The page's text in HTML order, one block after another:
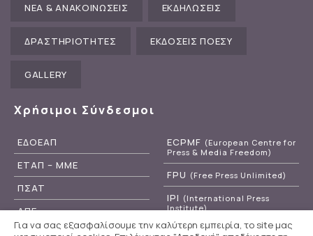
ΝΕΑ & ΑΝΑΚΟΙΝΩΣΕΙΣ ΕΚΔΗΛΩΣΕΙΣ
ΔΡΑΣΤΗΡΙΟΤΗΤΕΣ ΕΚΔΟΣΕΙΣ ΠΟΕΣΥ
GALLERY
Χρήσιμοι Σύνδεσμοι
ΕΔΟΕΑΠ
ΕΤΑΠ – ΜΜΕ
ΠΣΑΤ
ΑΠΕ
ECPMF (European Centre for
Press & Media Freedom)
FPU (Free Press Unlimited)
IPI (International Press
Institute)
RSF(Reporters Without
Για να σας εξασφαλίσουμε την καλύτερη εμπειρία, το site μας